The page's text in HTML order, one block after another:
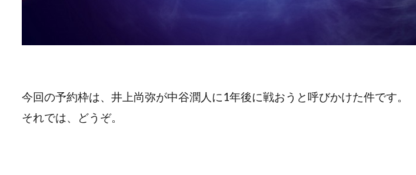
今回の予約枠は、井上尚弥が中谷潤人に1年後に戦おうと呼びかけた件です。
それでは、どうぞ。